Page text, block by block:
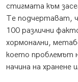
стигмата към
Те подчертават,
100 различни
хормонални,
което проблемът
начина на хранене